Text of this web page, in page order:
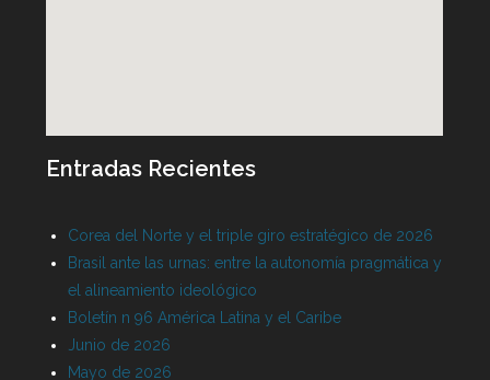
Entradas Recientes
Corea del Norte y el triple giro estratégico de 2026
Brasil ante las urnas: entre la autonomía pragmática y
el alineamiento ideológico
Boletín n 96 América Latina y el Caribe
Junio de 2026
Mayo de 2026